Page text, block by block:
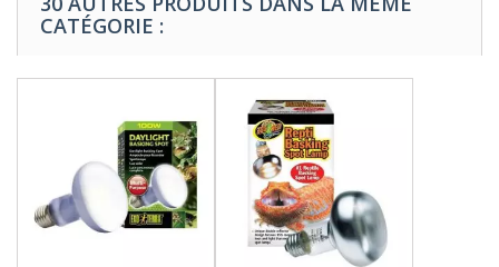
CATÉGORIE :